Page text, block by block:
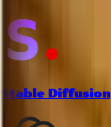
Stable Diffusion